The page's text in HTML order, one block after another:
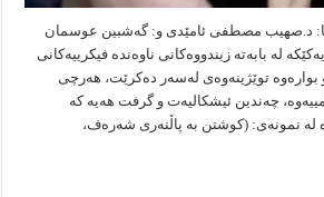
د.صهیب مصطفی ئامێدی و: گەشبین عوسمان
لە بابەتە زیندووەكانی ناوەندە فیكرییەكانی
بوارەوە توێژینەوەی لەسەر دەكرێت، هەرچی
چەندین ئیشكالیەت و گرفت هەیە كە
لە نمونەی: (كوشتن بە پاڵنەری شەرەف،